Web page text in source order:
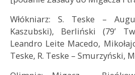
Włókniarz: S. Teske –
Kaszubski), Berliński (79’
Leandro Leite Macedo,
Teske, R. Teske – Smurzyński,